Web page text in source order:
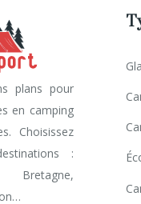
plans pour
en camping
Choisissez
:
Bretagne,